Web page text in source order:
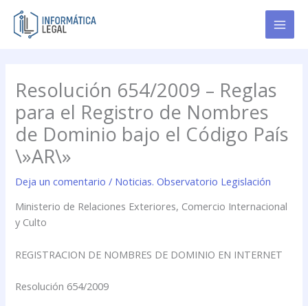
contenido
Resolución 654/2009 – Reglas
para el Registro de Nombres
de Dominio bajo el Código País
\»AR\»
Deja un comentario / Noticias. Observatorio Legislación
Ministerio de Relaciones Exteriores, Comercio Internacional
y Culto
REGISTRACION DE NOMBRES DE DOMINIO EN INTERNET
Resolución 654/2009